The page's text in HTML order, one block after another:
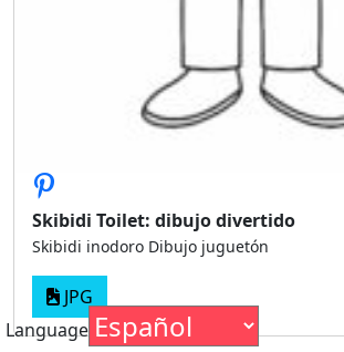
Skibidi Toilet: dibujo divertido
Skibidi inodoro Dibujo juguetón
JPG
Language